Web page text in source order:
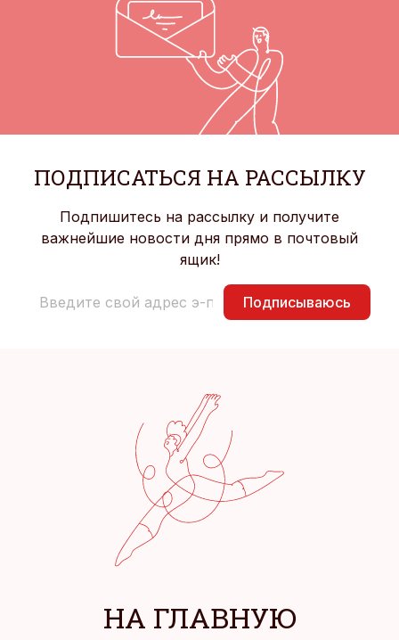
ПОДПИСАТЬСЯ НА РАССЫЛКУ
Подпишитесь на рассылку и получите
важнейшие новости дня прямо в почтовый
ящик!
Подписываюсь
НА ГЛАВНУЮ